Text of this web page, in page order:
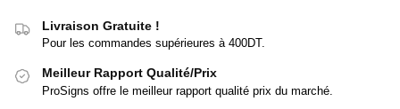
Livraison Gratuite !
Pour les commandes supérieures à 400DT.
Meilleur Rapport Qualité/Prix
ProSigns offre le meilleur rapport qualité prix du marché.